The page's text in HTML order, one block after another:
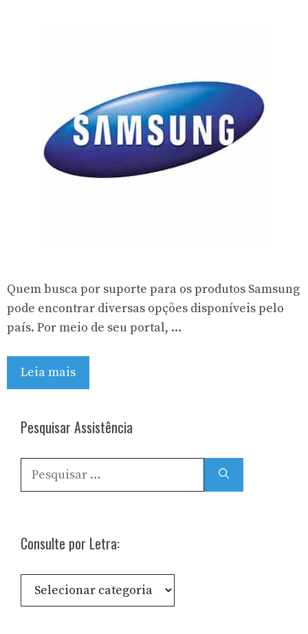
Quem busca por suporte para os produtos Samsung
pode encontrar diversas opções disponíveis pelo
país. Por meio de seu portal, …
Leia mais
Pesquisar Assistência
por:
Consulte por Letra:
Consulte
por